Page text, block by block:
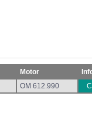
Motor
OM 612.990